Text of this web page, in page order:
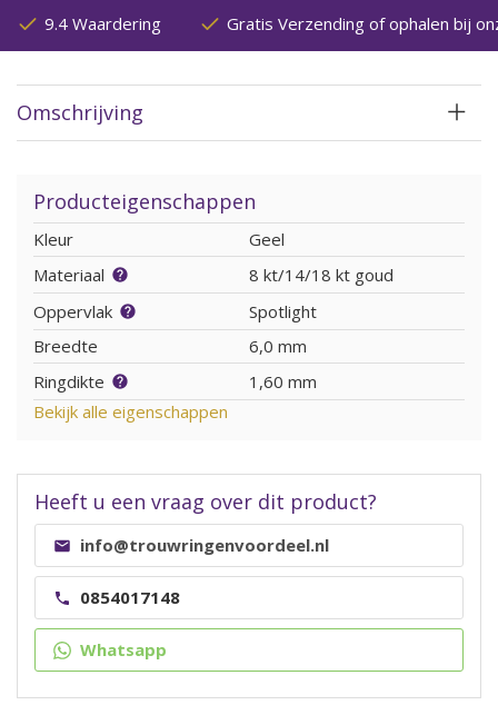
9.4 Waardering Gratis Verzending of ophalen bij
Omschrijving
Producteigenschappen
Kleur
Geel
Materiaal
8 kt/14/18 kt goud
Oppervlak
Spotlight
Breedte
6,0 mm
Ringdikte
1,60 mm
Bekijk alle eigenschappen
Heeft u een vraag over dit product?
info@trouwringenvoordeel.nl
0854017148
Whatsapp